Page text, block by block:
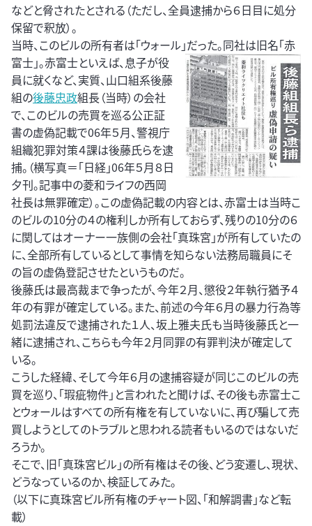
などと脅されたとされる（ただし、全員逮捕から６日目に処分
保留で釈放）。
当時、このビルの所有者は「ウォール」だった。同社は旧名「赤
富士」。赤富士といえば、息子が役
員に就くなど、実質、山口組系後藤
組の後藤忠政組長（当時）の会社
で、このビルの売買を巡る公正証
書の虚偽記載で06年５月、警視庁
組織犯罪対策４課は後藤氏らを逮
捕。（横写真＝「日経」06年５月８日
夕刊。記事中の菱和ライフの西岡
社長は無罪確定）。この虚偽記載の内容とは、赤富士は当時こ
のビルの10分の４の権利しか所有しておらず、残りの10分の６
に関してはオーナー一族側の会社「真珠宮」が所有していたの
に、全部所有しているとして事情を知らない法務局職員にそ
の旨の虚偽登記させたというものだ。
後藤氏は最高裁まで争ったが、今年２月、懲役２年執行猶予４
年の有罪が確定している。また、前述の今年６月の暴力行為等
処罰法違反で逮捕された１人、坂上雅夫氏も当時後藤氏と一
緒に逮捕され、こちらも今年２月同罪の有罪判決が確定して
いる。
こうした経緯、そして今年６月の逮捕容疑が同じこのビルの売
買を巡り、「瑕疵物件」と言われたと聞けば、その後も赤富士こ
とウォールはすべての所有権を有していないに、再び騙して売
買しようとしてのトラブルと思われる読者もいるのではないだ
ろうか。
そこで、旧「真珠宮ビル」の所有権はその後、どう変遷し、現状、
どうなっているのか、検証してみた。
（以下に真珠宮ビル所有権のチャート図、「和解調書」など転
載）